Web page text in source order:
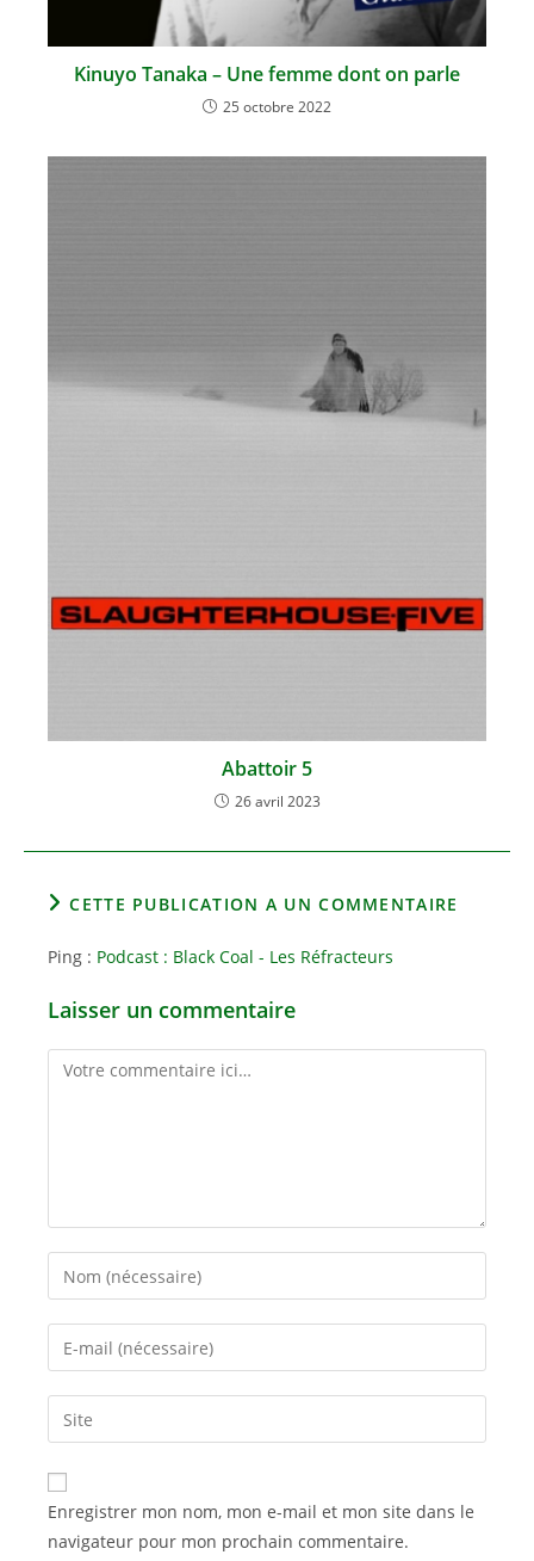
Kinuyo Tanaka – Une femme dont on parle
25 octobre 2022
Abattoir 5
26 avril 2023
CETTE PUBLICATION A UN COMMENTAIRE
Ping : Podcast : Black Coal - Les Réfracteurs
Laisser un commentaire
Comment
Enter
your
name
comment
Enter
your
email
address
comment
Saisir
l’URL
de
votre
Enregistrer mon nom, mon e-mail et mon site dans le
navigateur pour mon prochain commentaire.